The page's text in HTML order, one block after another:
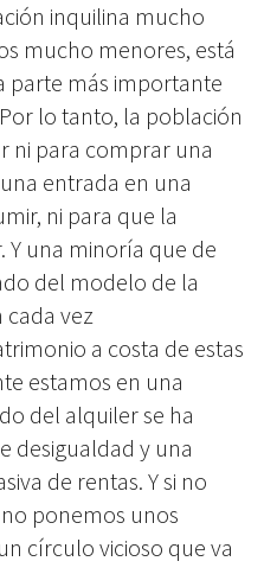
inquilina mucho
mucho menores, está
parte más importante
lo tanto, la población
ni para comprar una
entrada en una
ni para que la
una minoría que de
del modelo de la
cada vez
a costa de estas
estamos en una
del alquiler se ha
desigualdad y una
de rentas. Y si no
ponemos unos
círculo vicioso que va